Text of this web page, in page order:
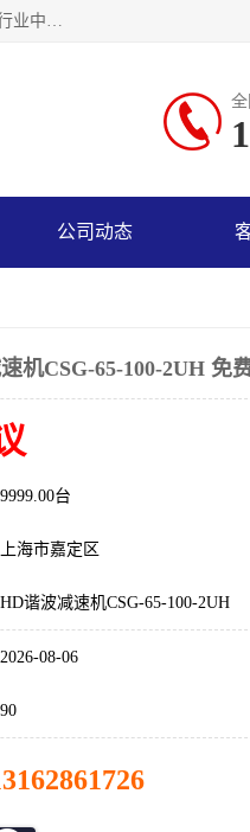
上海浜田实业有限公司专业致力于传动控制行业。面向工业机器人、半导体、机床、船舶、点胶、印刷、精密电子设备等行业中的运动控制技术。为日本哈默纳科（HarmonicDrive简称HD）中国地区定代理商，其生产的HarmonicDrive谐波减速机，具有轻量、小型、传动效率高、减速范围广、精度高等特点，被广泛应用于各种传动系统中。完善的技术，完善的售后，让您的选择无后顾之忧，欢迎您的来电洽谈！
公司动态
机CSG-65-100-2UH 免
9999.00台
上海市嘉定区
HD谐波减速机CSG-65-100-2UH
2026-08-06
90